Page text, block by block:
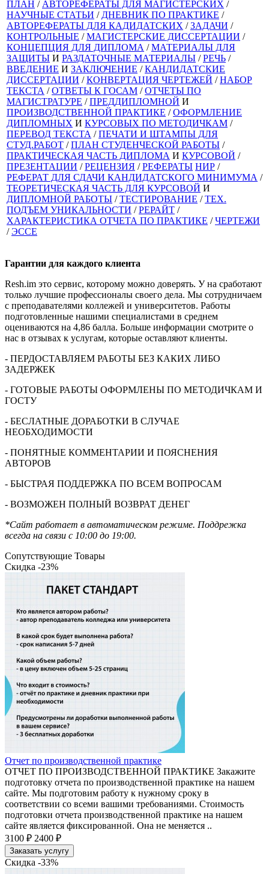
ПЛАН / АВТОРЕФЕРАТЫ ДЛЯ МАГИСТЕРСКИХ /
НАУЧНЫЕ СТАТЬИ / ДНЕВНИК ПО ПРАКТИКЕ /
АВТОРЕФЕРАТЫ ДЛЯ КАДИДАТСКИХ /ЗАДАЧИ /
КОНТРОЛЬНЫЕ /МАГИСТЕРСКИЕ ДИССЕРТАЦИИ /
КОНЦЕПЦИЯ ДЛЯ ДИПЛОМА /МАТЕРИАЛЫ ДЛЯ
ЗАЩИТЫ И РАЗДАТОЧНЫЕ МАТЕРИАЛЫ /РЕЧЬ /
ВВЕДЕНИЕ И ЗАКЛЮЧЕНИЕ /КАНДИДАТСКИЕ
ДИССЕРТАЦИИ /КОНВЕРТАЦИЯ ЧЕРТЕЖЕЙ /НАБОР
ТЕКСТА /ОТВЕТЫ К ГОСАМ /ОТЧЕТЫ ПО
МАГИСТРАТУРЕ /ПРЕДДИПЛОМНОЙ И
ПРОИЗВОДСТВЕННОЙ ПРАКТИКЕ /ОФОРМЛЕНИЕ
ДИПЛОМНЫХ И КУРСОВЫХ ПО МЕТОДИЧКАМ /
ПЕРЕВОД ТЕКСТА /ПЕЧАТИ И ШТАМПЫ ДЛЯ
СТУД.РАБОТ /ПЛАН СТУДЕНЧЕСКОЙ РАБОТЫ /
ПРАКТИЧЕСКАЯ ЧАСТЬ ДИПЛОМА И КУРСОВОЙ /
ПРЕЗЕНТАЦИИ /РЕЦЕНЗИЯ /РЕФЕРАТЫ НИР /
РЕФЕРАТ ДЛЯ СДАЧИ КАНДИДАТСКОГО МИНИМУМА /
ТЕОРЕТИЧЕСКАЯ ЧАСТЬ ДЛЯ КУРСОВОЙ И
ДИПЛОМНОЙ РАБОТЫ /ТЕСТИРОВАНИЕ /ТЕХ.
ПОДЪЕМ УНИКАЛЬНОСТИ /РЕРАЙТ /
ХАРАКТЕРИСТИКА ОТЧЕТА ПО ПРАКТИКЕ /ЧЕРТЕЖИ
/ЭССЕ
Гарантии для каждого клиента
Resh.im это сервис, которому можно доверять. У на сработают
только лучшие профессионалы своего дела. Мы сотрудничаем
с преподавателями коллежей и университетов. Работы
подготовленные нашими специалистами в среднем
оцениваются на 4,86 балла. Больше информации смотрите о
нас в отзывах к услугам, которые оставляют клиенты.
- ПЕРДОСТАВЛЯЕМ РАБОТЫ БЕЗ КАКИХ ЛИБО
ЗАДЕРЖЕК
- ГОТОВЫЕ РАБОТЫ ОФОРМЛЕНЫ ПО МЕТОДИЧКАМ И
ГОСТУ
- БЕСЛАТНЫЕ ДОРАБОТКИ В СЛУЧАЕ
НЕОБХОДИМОСТИ
- ПОНЯТНЫЕ КОММЕНТАРИИ И ПОЯСНЕНИЯ
АВТОРОВ
- БЫСТРАЯ ПОДДЕРЖКА ПО ВСЕМ ВОПРОСАМ
- ВОЗМОЖЕН ПОЛНЫЙ ВОЗВРАТ ДЕНЕГ
*Сайт работает в автоматическом режиме. Поддрежка
всегда на связи с 10:00 до 19:00.
Сопутствующие Товары
Скидка -23%
Отчет по производственной практике
ОТЧЕТ ПО ПРОИЗВОДСТВЕННОЙ ПРАКТИКЕ Закажите
подготовку отчета по производственной практике на нашем
сайте. Мы подготовим работу к нужному сроку в
соответствии со всеми вашими требованиями. Стоимость
подготовки отчета производственной практике на нашем
сайте является фиксированной. Она не меняется ..
3100 ₽ 2400 ₽
Заказать услугу
Скидка -33%